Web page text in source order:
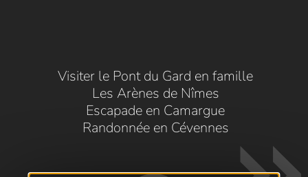
Visiter le Pont du Gard en famille
Les Arènes de Nîmes
Escapade en Camargue
Randonnée en Cévennes